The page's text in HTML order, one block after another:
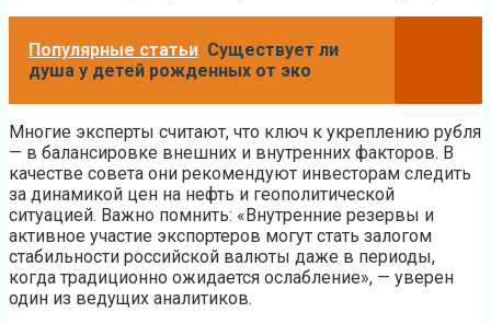
Популярные статьи Существует ли
душа у детей рожденных от эко
Многие эксперты считают, что ключ к укреплению рубля
— в балансировке внешних и внутренних факторов. В
качестве совета они рекомендуют инвесторам следить
за динамикой цен на нефть и геополитической
ситуацией. Важно помнить: «Внутренние резервы и
активное участие экспортеров могут стать залогом
стабильности российской валюты даже в периоды,
когда традиционно ожидается ослабление», — уверен
один из ведущих аналитиков.